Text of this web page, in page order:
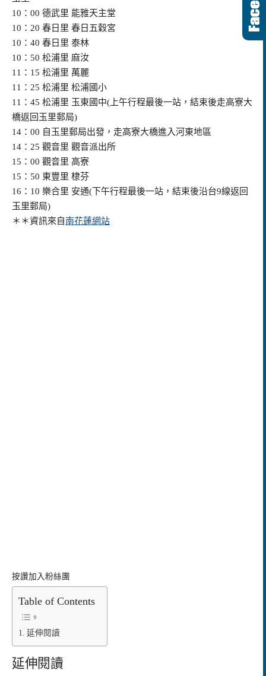
10：00 德武里 能雅天主堂
10：20 春日里 春日五穀宮
10：40 春日里 泰林
10：50 松浦里 麻汝
11：15 松浦里 萬麗
11：25 松浦里 松浦國小
11：45 松浦里 玉東國中(上午行程最後一站，結束後走高寮大
橋返回玉里郵局)
14：00 自玉里郵局出發，走高寮大橋進入河東地區
14：25 觀音里 觀音派出所
15：00 觀音里 高寮
15：50 東豐里 棣芬
16：10 樂合里 安通(下午行程最後一站，結束後沿台9線返回
玉里郵局)
＊＊資訊來自南花蓮網站
按讚加入粉絲團
Table of Contents
延伸閱讀
延伸閱讀